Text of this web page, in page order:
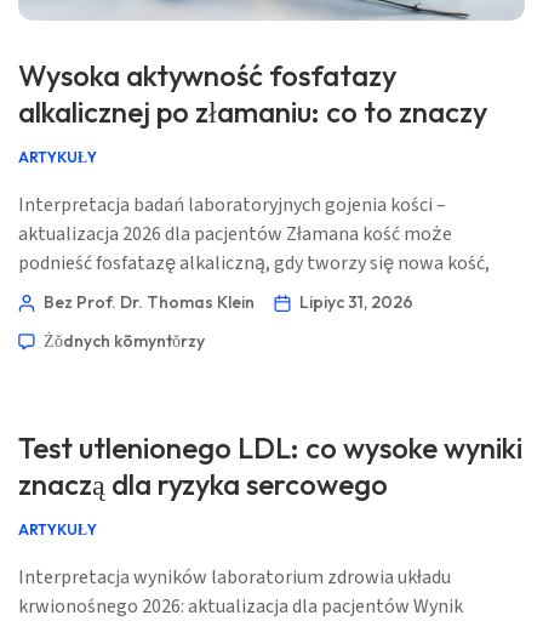
Wysoka aktywność fosfatazy
alkalicznej po złamaniu: co to znaczy
ARTYKUŁY
Interpretacja badań laboratoryjnych gojenia kości –
aktualizacja 2026 dla pacjentów Złamana kość może
podnieść fosfatazę alkaliczną, gdy tworzy się nowa kość,
zwykle zaczynając po pierwszym tygodniu i stabilizując się w
stopień podwyższenia i twoje objawy decydują o tym, czy
Bez Prof. Dr. Thomas Klein
Lipiyc 31, 2026
Żŏdnych kōmyntŏrzy
Test utlenionego LDL: co wysoke wyniki
znaczą dla ryzyka sercowego
ARTYKUŁY
Interpretacja wyników laboratorium zdrowia układu
krwionośnego 2026: aktualizacja dla pacjentów Wynik